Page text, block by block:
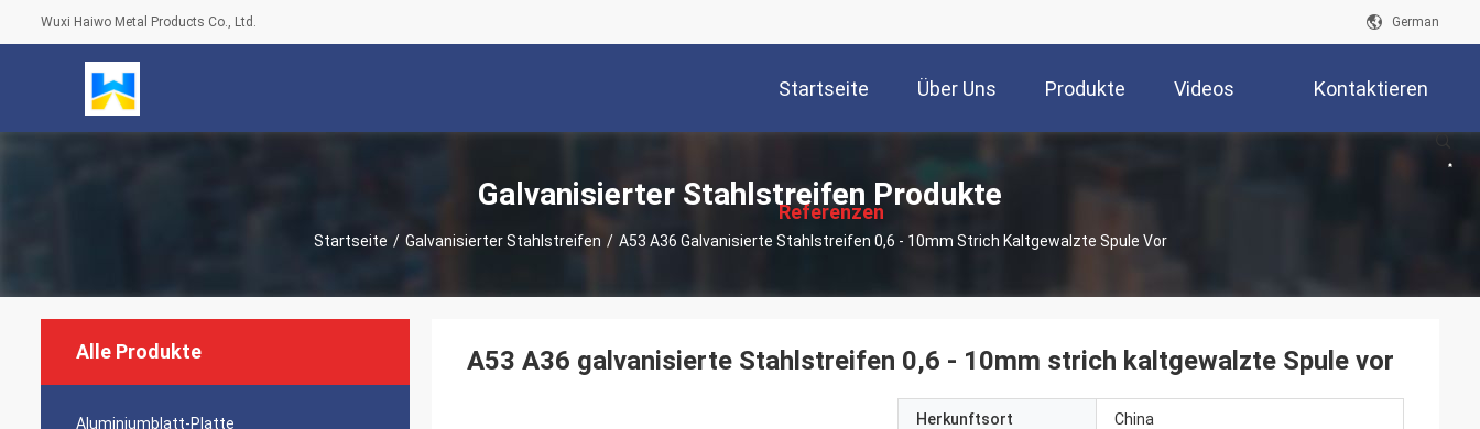
Wuxi Haiwo Metal Products Co., Ltd. German
Startseite Über Uns Produkte Videos Kontaktieren
Referenzen
Galvanisierter Stahlstreifen Produkte
Startseite / Galvanisierter Stahlstreifen / A53 A36 Galvanisierte Stahlstreifen 0,6 - 10mm Strich Kaltgewalzte Spule Vor
Alle Produkte
Aluminiumblatt-Platte
A53 A36 galvanisierte Stahlstreifen 0,6 - 10mm strich kaltgewalzte Spule vor
Herkunftsort China